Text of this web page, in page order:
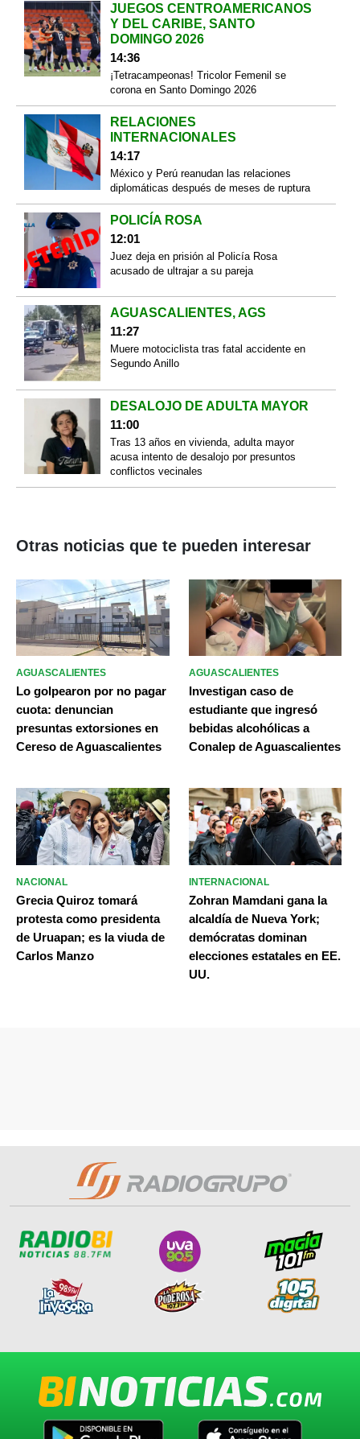
JUEGOS CENTROAMERICANOS
Y DEL CARIBE, SANTO
DOMINGO 2026
14:36
¡Tetracampeonas! Tricolor Femenil se
corona en Santo Domingo 2026
RELACIONES
INTERNACIONALES
14:17
México y Perú reanudan las relaciones
diplomáticas después de meses de ruptura
POLICÍA ROSA
12:01
Juez deja en prisión al Policía Rosa
acusado de ultrajar a su pareja
AGUASCALIENTES, AGS
11:27
Muere motociclista tras fatal accidente en
Segundo Anillo
DESALOJO DE ADULTA MAYOR
11:00
Tras 13 años en vivienda, adulta mayor
acusa intento de desalojo por presuntos
conflictos vecinales
Otras noticias que te pueden interesar
AGUASCALIENTES
Lo golpearon por no pagar
cuota: denuncian
presuntas extorsiones en
Cereso de Aguascalientes
AGUASCALIENTES
Investigan caso de
estudiante que ingresó
bebidas alcohólicas a
Conalep de Aguascalientes
NACIONAL
Grecia Quiroz tomará
protesta como presidenta
de Uruapan; es la viuda de
Carlos Manzo
INTERNACIONAL
Zohran Mamdani gana la
alcaldía de Nueva York;
demócratas dominan
elecciones estatales en EE.
UU.